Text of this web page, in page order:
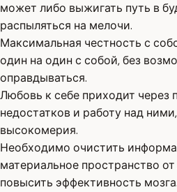
может либо выжигать путь в
распыляться на мелочи.
Максимальная честность с
один на один с собой, без
оправдываться.
Любовь к себе приходит через
недостатков и работу над
высокомерия.
Необходимо очистить
материальное пространство
повысить эффективность мозга.